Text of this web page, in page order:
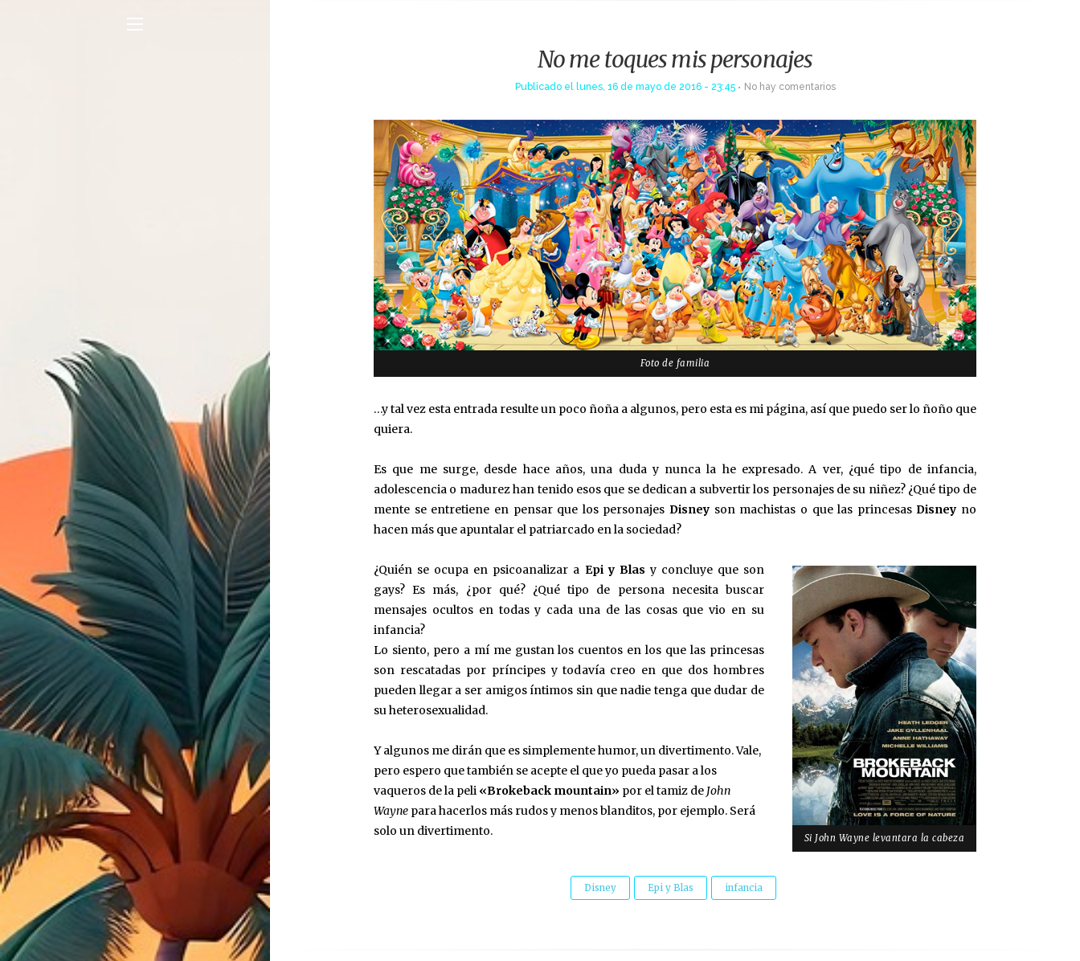
No me toques mis personajes
Publicado el lunes, 16 de mayo de 2016 - 23:45 No hay comentarios
Foto de familia
…y tal vez esta entrada resulte un poco ñoña a algunos, pero esta es mi página, así que puedo ser lo ñoño que
quiera.
Es que me surge, desde hace años, una duda y nunca la he expresado. A ver, ¿qué tipo de infancia,
adolescencia o madurez han tenido esos que se dedican a subvertir los personajes de su niñez? ¿Qué tipo de
mente se entretiene en pensar que los personajes Disney son machistas o que las princesasDisney no
hacen más que apuntalar el patriarcado en la sociedad?
Si John Wayne levantara la cabeza
¿Quién se ocupa en psicoanalizar a Epi y Blas y concluye que son
gays? Es más, ¿por qué? ¿Qué tipo de persona necesita buscar
mensajes ocultos en todas y cada una de las cosas que vio en su
infancia?
Lo siento, pero a mí me gustan los cuentos en los que las princesas
son rescatadas por príncipes y todavía creo en que dos hombres
pueden llegar a ser amigos íntimos sin que nadie tenga que dudar de
su heterosexualidad.
Y algunos me dirán que es simplemente humor, un divertimento. Vale,
pero espero que también se acepte el que yo pueda pasar a los
vaqueros de la peli «Brokeback mountain» por el tamiz de John
Wayne para hacerlos más rudos y menos blanditos, por ejemplo. Será
solo un divertimento.
Disney Epi y Blas infancia